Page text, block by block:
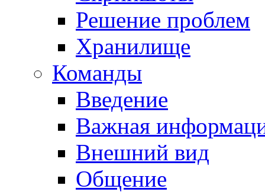
Решение проблем
Хранилище
Команды
Введение
Важная
Внешний вид
Общение